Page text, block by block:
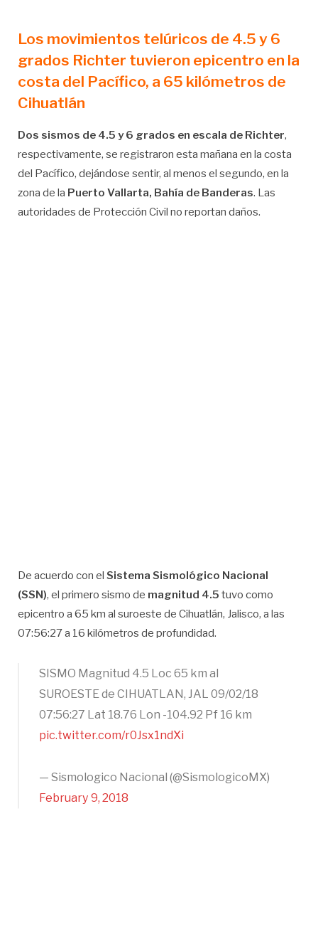
Los movimientos telúricos de 4.5 y 6
grados Richter tuvieron epicentro en la
costa del Pacífico, a 65 kilómetros de
Cihuatlán
Dos sismos de 4.5 y 6 grados en escala de Richter,
respectivamente, se registraron esta mañana en la costa
del Pacífico, dejándose sentir, al menos el segundo, en la
zona de la Puerto Vallarta, Bahía de Banderas. Las
autoridades de Protección Civil no reportan daños.
De acuerdo con el Sistema Sismológico Nacional
(SSN), el primero sismo de magnitud 4.5 tuvo como
epicentro a 65 km al suroeste de Cihuatlán, Jalisco, a las
07:56:27 a 16 kilómetros de profundidad.
SISMO Magnitud 4.5 Loc 65 km al
SUROESTE de CIHUATLAN, JAL 09/02/18
07:56:27 Lat 18.76 Lon -104.92 Pf 16 km
pic.twitter.com/r0Jsx1ndXi
— Sismologico Nacional (@SismologicoMX)
February 9, 2018